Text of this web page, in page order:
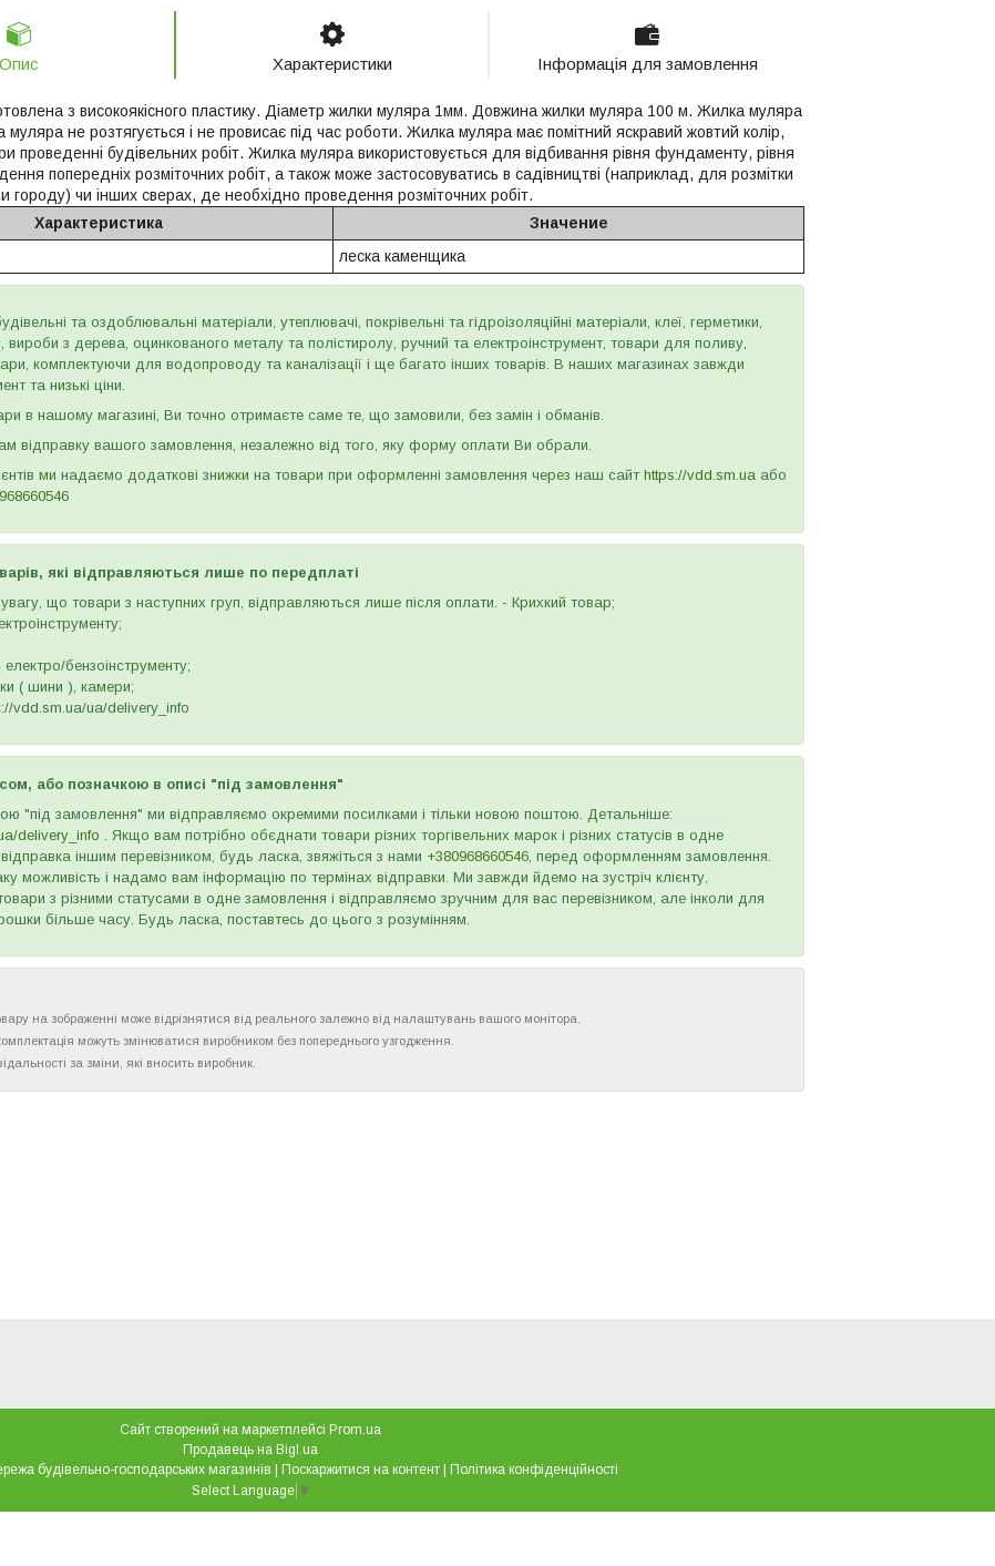
Опис Характеристики Інформація для замовлення
з високоякісного пластику. Діаметр жилки муляра 1мм. Довжина жилки муляра 100 м. Жилка муляра
не розтягується і не провисає під час роботи. Жилка муляра має помітний яскравий жовтий колір,
проведенні будівельних робіт. Жилка муляра використовується для відбивання рівня фундаменту, рівня
попередніх розміточних робіт, а також може застосовуватись в садівництві (наприклад, для розмітки
городу) чи інших сверах, де необхідно проведення розміточних робіт.
Характеристика
Значение
леска каменщика
та оздоблювальні матеріали, утеплювачі, покрівельні та гідроізоляційні матеріали, клеї, герметики,
вироби з дерева, оцинкованого металу та полістиролу, ручний та електроінструмент, товари для поливу,
комплектуючи для водопроводу та каналізації і ще багато інших товарів. В наших магазинах завжди
та низькі ціни.
в нашому магазині, Ви точно отримаєте саме те, що замовили, без замін і обманів.
відправку вашого замовлення, незалежно від того, яку форму оплати Ви обрали.
ми надаємо додаткові знижки на товари при оформленні замовлення через наш сайт https://vdd.sm.ua або
які відправляються лише по передплаті
що товари з наступних груп, відправляються лише після оплати. - Крихкий товар;
бензоінструменту;
( шини ), камери;
vdd.sm.ua/ua/delivery_info
або позначкою в описі "під замовлення"
"під замовлення" ми відправляємо окремими посилками і тільки новою поштою. Детальніше:
delivery_info . Якщо вам потрібно обєднати товари різних торгівельних марок і різних статусів в одне
іншим перевізником, будь ласка, звяжіться з нами +380968660546, перед оформленням замовлення.
можливість і надамо вам інформацію по термінах відправки. Ми завжди йдемо на зустріч клієнту,
з різними статусами в одне замовлення і відправляємо зручним для вас перевізником, але інколи для
більше часу. Будь ласка, поставтесь до цього з розумінням.
на зображенні може відрізнятися від реального залежно від налаштувань вашого монітора.
можуть змінюватися виробником без попереднього узгодження.
за зміни, які вносить виробник.
Сайт створений на маркетплейсі Prom.ua
Продавець на Bigl.ua
Поскаржитися на контент
Політика конфіденційності
Select Language ▼